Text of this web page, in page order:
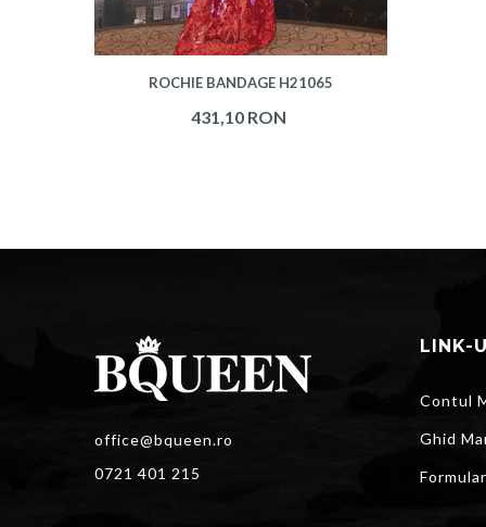
ROCHIE BANDAGE H21065
431,10 RON
office@bqueen.ro
0721 401 215
LINK-
Contul
Ghid